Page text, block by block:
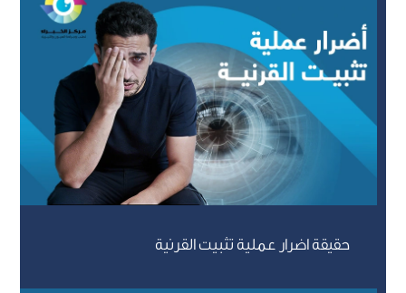
حقيقة اضرار عملية تثبيت القرنية